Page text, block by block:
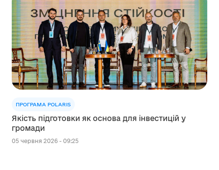
ПРОГРАМА POLARIS
Якість підготовки як основа для інвестицій у
громади
05 червня 2026 - 09:25